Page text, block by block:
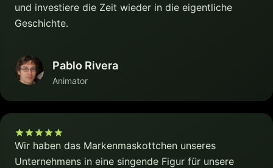
und investiere die Zeit wieder in die eigentliche
Geschichte.
Pablo Rivera
Animator
Wir haben das Markenmaskottchen unseres
Unternehmens in eine singende Figur für unsere